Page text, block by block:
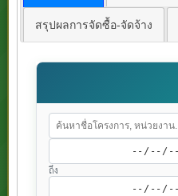
สรุปผลการจัดซื้อ-จัดจ้าง